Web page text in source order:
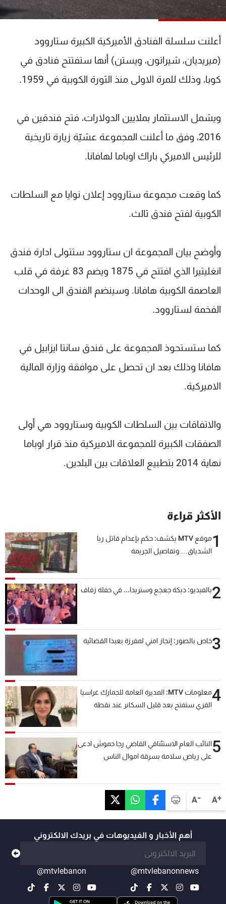
A+
A-
أعلنت سلسلة الفنادق الأميركية الكبيرة ستاروود
(ميريديان، شيراتون، ويستن) أنها ستفتتح فنادق في
كوبا، وذلك للمرة الاولى منذ الثورة الكوبية في 1959.
ويشمل الاستثمار بملايين الدولارات، فتح فندقين في
2016، وفق ما أعلنت المجموعة عشيّة زيارة تاريخية
للرئيس الاميركي باراك اوباما لهافانا.
كما وقعت مجموعة ستاروود إعلان نوايا مع السلطات
الكوبية لفتح فندق ثالث.
وأوضح بيان المجموعة ان ستاروود ستتولى ادارة فندق
انغليتيرا الذي افتتح في 1875 ويضم 83 غرفة في قلب
العاصمة الكوبية هافانا. وسينضم الفندق الى الوحدات
الفخمة لستاروود.
كما ستستحوذ المجموعة على فندق سانتا ايزابيل في
هافانا وذلك بعد ان تحصل على موافقة وزارة المالية
الاميركية.
والاتفاقات بين السلطات الكوبية وستاروود هي أولى
الصفقات الكبيرة للمجموعة الاميركية منذ قرار اوباما
نهاية 2014 بتطبيع العلاقات بين البلدين.
الأكثر قراءة
1
موقع MTV يكشف: حكم بإعدام قاتل ريا
الشدياق… وتفاصيل الجريمة
2بالفيديو: دبكة جعجع وستريدا... في حفلة زفاف
3خاص بالصور: إنجاز امني لمفرزة بعبدا القضائية
4
معلومات MTV: المديرة العامة للجمارك غراسيا
القزي ستفتح بعد قليل السكانر عند نقطة
5النائب العام الاستئنافي القاضي رجا حموش ادعى
على رياض سلامة بسرقة اموال الناس
أهم الأخبار و الفيديوهات في بريدك الالكتروني
@mtvlebanonnews
@mtvlebanon
شاهد البرامج
عن MTV
الإنـتـاج
لاعلاناتكم
وظائف
تواصل معنا
شروط الإسـتخدام